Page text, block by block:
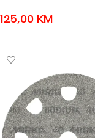
125,00 KM